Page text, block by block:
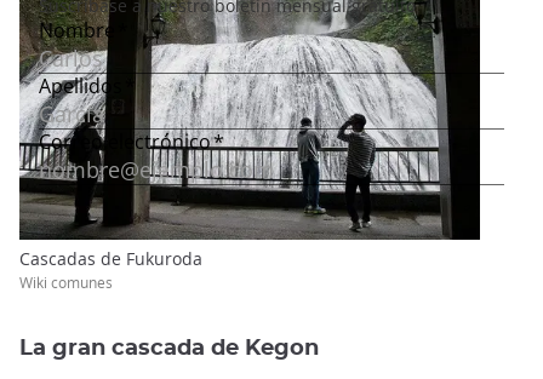
Cascadas de Fukuroda
Wiki comunes
La gran cascada de Kegon